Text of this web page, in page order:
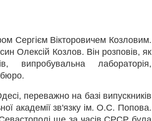
Сергієм Вікторовичем Козловим.
Олексій Козлов. Він розповів, як
випробувальна лабораторія,
бюро.
переважно на базі випускників
академії зв'язку ім. О.С. Попова.